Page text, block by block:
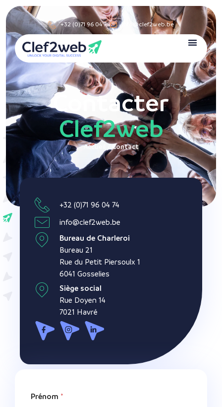
+32 (0)71 96 04 74 info@clef2web.be
Contacter
Clef2web
Accueil Contact
+32 (0)71 96 04 74
info@clef2web.be
Bureau de Charleroi
Bureau 21
Rue du Petit Piersoulx 1
6041 Gosselies
Siège social
Rue Doyen 14
7021 Havré
Prénom *